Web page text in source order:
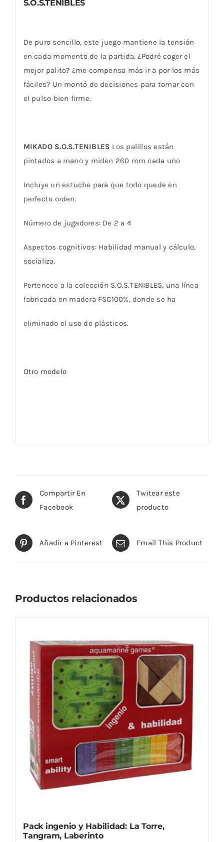
S.O.S.TENIBLES
De puro sencillo, este juego mantiene la tensión
en cada momento de la partida. ¿Podré coger el
mejor palito? ¿me compensa más ir a por los más
fáciles? Un montó de decisiones para tomar con
el pulso bien firme.
MIKADO S.O.S.TENIBLES Los palillos están
pintados a mano y miden 260 mm cada uno
Incluye un estuche para que todo quede en
perfecto orden.
Número de jugadores: De 2 a 4
Aspectos cognitivos: Habilidad manual y cálculo,
socializa.
Pertenece a la colección S.O.S.TENIBLES, una línea
fabricada en madera FSC100%, donde se ha
eliminado el uso de plásticos.
Otro modelo
Compartir En
Facebook
Twitear este
producto
Añadir a Pinterest Email This Product
Productos relacionados
Pack ingenio y Habilidad: La Torre,
Tangram, Laberinto